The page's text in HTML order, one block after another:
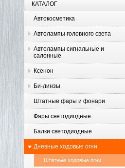
КАТАЛОГ
Автокосметика
Автолампы головного света
Автолампы сигнальные и
салонные
Ксенон
Би-линзы
Штатные фары и фонари
Фары светодиодные
Балки светодиодные
Дневные ходовые огни
Штатные ходовые огни